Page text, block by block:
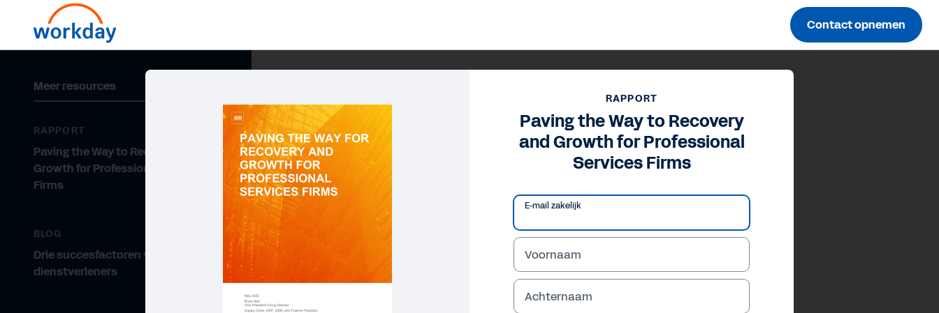
Contact opnemen
Meer resources
RAPPORT
Paving the Way to Recovery and
Growth for Professional Services
Firms
BLOG
Drie succesfactoren voor zakelijke
dienstverleners
RAPPORT
Paving the Way to Recovery
and Growth for Professional
Services Firms
E-mail zakelijk
Voornaam
Achternaam